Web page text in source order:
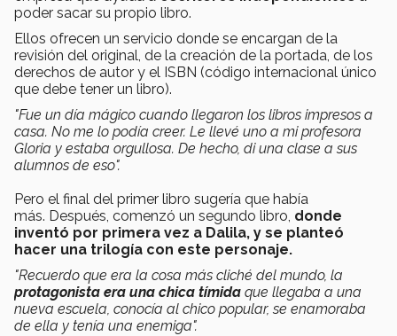
poder sacar su propio libro.
Ellos ofrecen un servicio donde se encargan de la
revisión del original, de la creación de la portada, de los
derechos de autor y el ISBN (código internacional único
que debe tener un libro).
"Fue un día mágico cuando llegaron los libros impresos a
casa. No me lo podía creer. Le llevé uno a mi profesora
Gloria y estaba orgullosa. De hecho, di una clase a sus
alumnos de eso".
Pero el final del primer libro sugería que había
más. Después, comenzó un segundo libro, donde
inventó por primera vez a Dalila, y se planteó
hacer una trilogía con este personaje.
"Recuerdo que era la cosa más cliché del mundo, la
protagonista era una chica tímida que llegaba a una
nueva escuela, conocía al chico popular, se enamoraba
de ella y tenía una enemiga".